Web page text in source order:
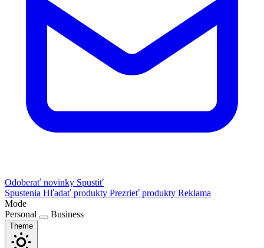
Odoberať novinky Spustiť
Spustenia Hľadať produkty Prezrieť produkty Reklama
Mode
Personal
Business
Theme